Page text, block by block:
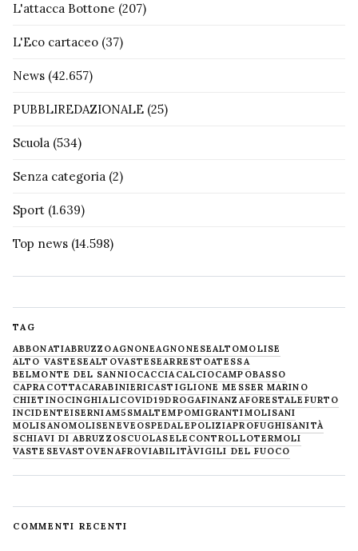
L'attacca Bottone (207)
L'Eco cartaceo (37)
News (42.657)
PUBBLIREDAZIONALE (25)
Scuola (534)
Senza categoria (2)
Sport (1.639)
Top news (14.598)
TAG
ABBONATIABRUZZOAGNONEAGNONESEALTOMOLISE
ALTO VASTESEALTOVASTESEARRESTOATESSA
BELMONTE DEL SANNIOCACCIACALCIOCAMPOBASSO
CAPRACOTTACARABINIERICASTIGLIONE MESSER MARINO
CHIETINOCINGHIALICOVID19DROGAFINANZAFORESTALE FURTO
INCIDENTEISERNIAM5SMALTEMPOMIGRANTIMOLISANI
MOLISANOMOLISENEVE OSPEDALEPOLIZIAPROFUGHISANITÀ
SCHIAVI DI ABRUZZOSCUOLASELECONTROLLOTERMOLI
VASTESEVASTOVENAFROVIABILITÀVIGILI DEL FUOCO
COMMENTI RECENTI